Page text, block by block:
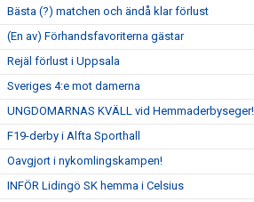
Bästa (?) matchen och ändå klar förlust
(En av) Förhandsfavoriterna gästar
Rejäl förlust i Uppsala
Sveriges 4:e mot damerna
UNGDOMARNAS KVÄLL vid Hemmaderbyseger!
F19-derby i Alfta Sporthall
Oavgjort i nykomlingskampen!
INFÖR Lidingö SK hemma i Celsius